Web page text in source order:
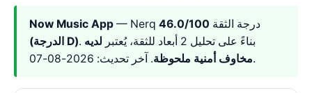
Now Music App — Nerq درجة الثقة 46.0/100
(الدرجة D)
. بناءً على تحليل 2 أبعاد للثقة، يُعتبر
لديه
مخاوف أمنية ملحوظة. آخر تحديث: 2026-08-07.